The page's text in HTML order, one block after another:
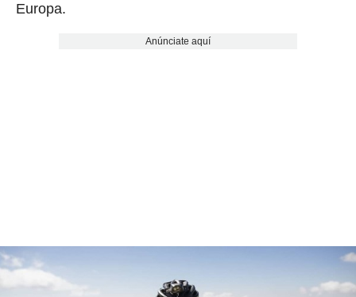
Europa.
Anúnciate aquí